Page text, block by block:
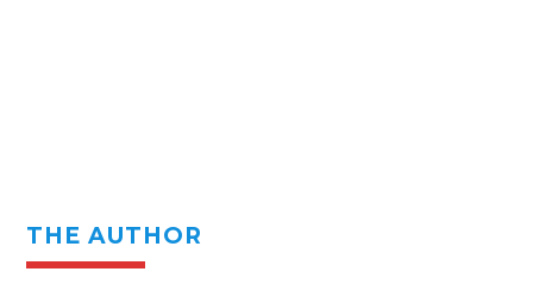
THE AUTHOR